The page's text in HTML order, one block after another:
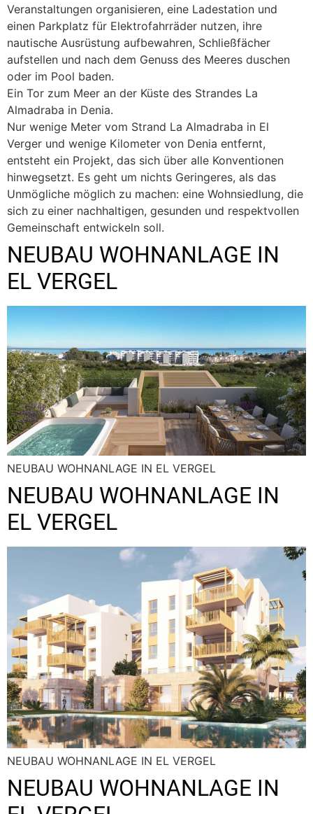
Veranstaltungen organisieren, eine Ladestation und
einen Parkplatz für Elektrofahrräder nutzen, ihre
nautische Ausrüstung aufbewahren, Schließfächer
aufstellen und nach dem Genuss des Meeres duschen
oder im Pool baden.
Ein Tor zum Meer an der Küste des Strandes La
Almadraba in Denia.
Nur wenige Meter vom Strand La Almadraba in El
Verger und wenige Kilometer von Denia entfernt,
entsteht ein Projekt, das sich über alle Konventionen
hinwegsetzt. Es geht um nichts Geringeres, als das
Unmögliche möglich zu machen: eine Wohnsiedlung, die
sich zu einer nachhaltigen, gesunden und respektvollen
Gemeinschaft entwickeln soll.
NEUBAU WOHNANLAGE IN
EL VERGEL
NEUBAU WOHNANLAGE IN EL VERGEL
NEUBAU WOHNANLAGE IN
EL VERGEL
NEUBAU WOHNANLAGE IN EL VERGEL
NEUBAU WOHNANLAGE IN